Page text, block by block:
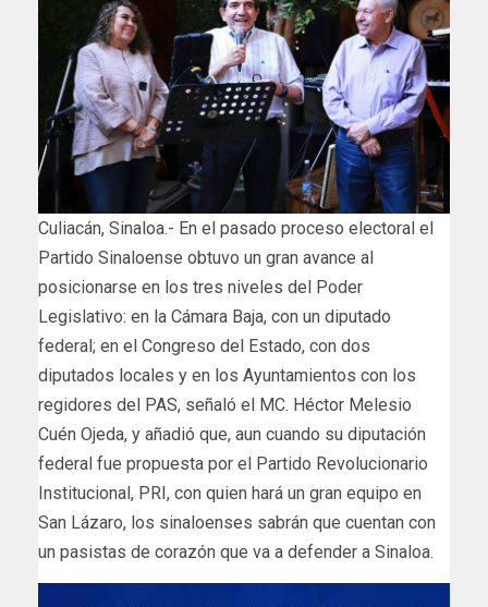
Culiacán, Sinaloa.- En el pasado proceso electoral el
Partido Sinaloense obtuvo un gran avance al
posicionarse en los tres niveles del Poder
Legislativo: en la Cámara Baja, con un diputado
federal; en el Congreso del Estado, con dos
diputados locales y en los Ayuntamientos con los
regidores del PAS, señaló el MC. Héctor Melesio
Cuén Ojeda, y añadió que, aun cuando su diputación
federal fue propuesta por el Partido Revolucionario
Institucional, PRI, con quien hará un gran equipo en
San Lázaro, los sinaloenses sabrán que cuentan con
un pasistas de corazón que va a defender a Sinaloa.